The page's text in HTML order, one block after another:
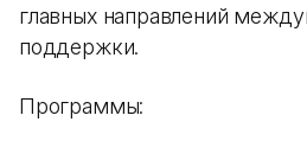
главных направлений
поддержки.
Программы: